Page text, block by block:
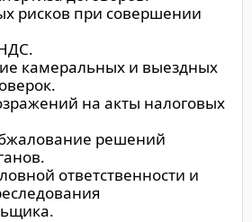
рисков при совершении
камеральных и выездных
на акты налоговых
решений
ответственности и